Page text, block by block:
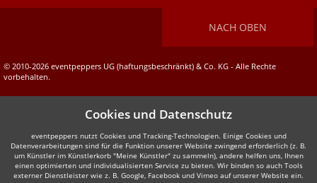
NACH OBEN
© 2010-2026 eventpeppers UG (haftungsbeschränkt) & Co. KG - Alle Rechte
vorbehalten.
Cookies und Datenschutz
eventpeppers nutzt Cookies und Tracking-Technologien. Einige Cookies und
Datenverarbeitungen sind für die Funktion unserer Website zwingend erforderlich (z. B.
um Künstler im Künstlerkorb "Meine Künstler" zu sammeln), andere helfen uns, Ihnen
einen optimierten und individualisierten Service zu bieten. Wir binden so auch Tools
externer Dienstleister wie z. B. Google, Facebook und Vimeo auf unserer Website ein.